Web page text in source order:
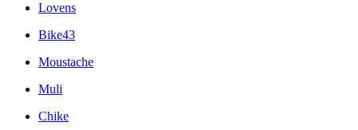
Lovens
Bike43
Moustache
Muli
Chike